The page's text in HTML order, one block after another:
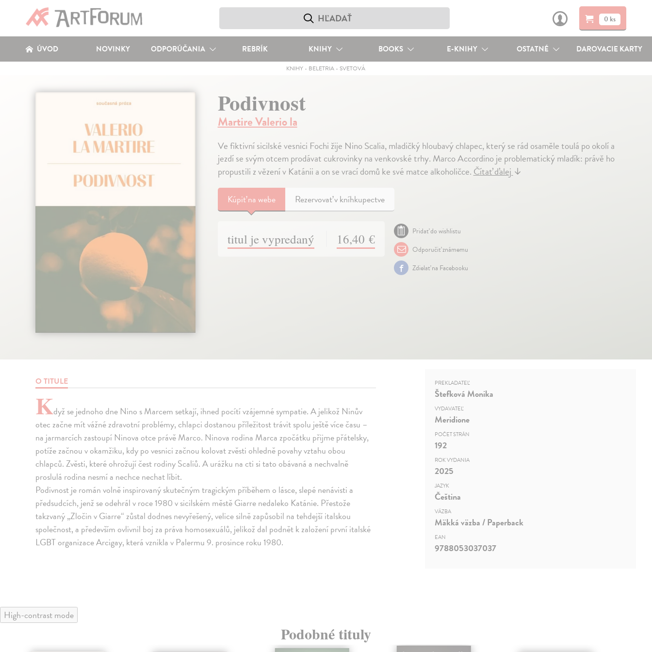
0 ks
ÚVOD NOVINKY ODPORÚČANIA REBRÍK KNIHY BOOKS E-KNIHY OSTATNÉ DAROVACIE KARTY
KNIHY - BELETRIA - SVETOVÁ
Podivnost
Martire Valerio la
Ve fiktivní sicilské vesnici Fochi žije Nino Scalia, mladičký hloubavý chlapec, který se rád osaměle toulá po okolí a
jezdí se svým otcem prodávat cukrovinky na venkovské trhy. Marco Accordino je problematický mladík: právě ho
propustili z vězení v Katánii a on se vrací domů ke své matce alkoholičce.Čítať ďalej↓
Kúpiťna webe Rezervovať v kníhkupectve
titul je vypredaný 16,40 €
Pridať do wishlistu
Odporučiť známemu
Zdielať na Facebooku
O TITULE
Když se jednoho dne Nino s Marcem setkají, ihned pocítí vzájemné sympatie. A jelikož Ninův
otec začne mít vážné zdravotní problémy, chlapci dostanou příležitost trávit spolu ještě více času –
na jarmarcích zastoupí Ninova otce právě Marco. Ninova rodina Marca zpočátku přijme přátelsky,
potíže začnou v okamžiku, kdy po vesnici začnou kolovat zvěsti ohledně povahy vztahu obou
chlapců. Zvěsti, které ohrožují čest rodiny Scaliů. A urážku na cti si tato obávaná a nechvalně
proslulá rodina nesmí a nechce nechat líbit.
Podivnost je román volně inspirovaný skutečným tragickým příběhem o lásce, slepé nenávisti a
předsudcích, jenž se odehrál v roce 1980 v sicilském městě Giarre nedaleko Katánie. Přestože
takzvaný „Zločin v Giarre“ zůstal dodnes nevyřešený, velice silně zapůsobil na tehdejší italskou
společnost, a především ovlivnil boj za práva homosexuálů, jelikož dal podnět k založení první italské
LGBT organizace Arcigay, která vznikla v Palermu 9. prosince roku 1980.
PREKLADATEĽ
Štefková Monika
VYDAVATEĽ
Meridione
POČET STRÁN
192
ROK VYDANIA
2025
JAZYK
Čeština
VÄZBA
Mäkká väzba / Paperback
EAN
9788053037037
High-contrast mode
Podobné tituly